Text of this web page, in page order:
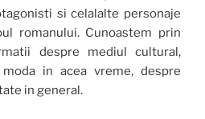
si celalalte personaje
romanului. Cunoastem prin
despre mediul cultural,
in acea vreme, despre
in general.